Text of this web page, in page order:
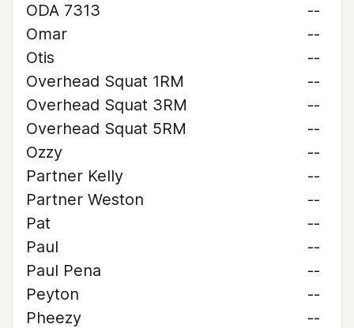
ODA 7313
--
Omar
--
Otis
--
Overhead Squat 1RM
--
Overhead Squat 3RM
--
Overhead Squat 5RM
--
Ozzy
--
Partner Kelly
--
Partner Weston
--
Pat
--
Paul
--
Paul Pena
--
Peyton
--
Pheezy
--